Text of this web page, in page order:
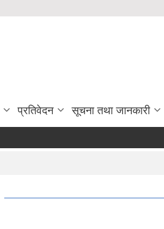
प्रतिवेदन सूचना तथा जानकारी